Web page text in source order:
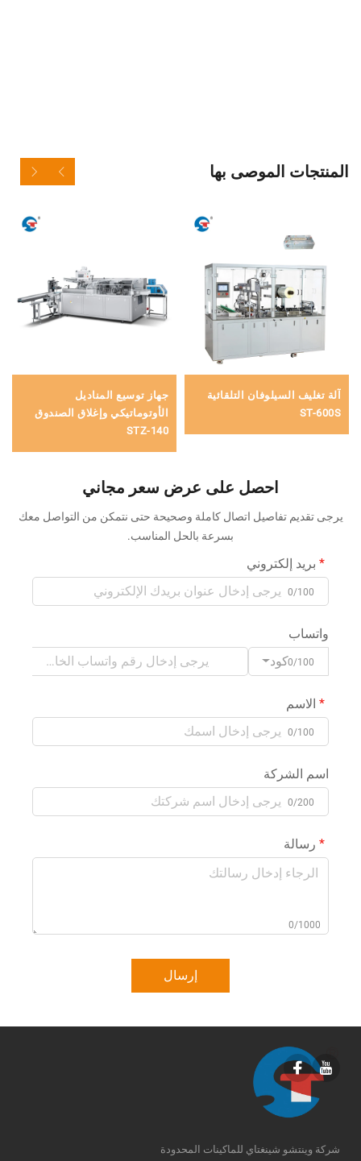
المنتجات الموصى بها
آلة تغليف السيلوفان التلقائية
ST-600S
جهاز توسيع المناديل
الأوتوماتيكي وإغلاق الصندوق
STZ-140
احصل على عرض سعر مجاني
يرجى تقديم تفاصيل اتصال كاملة وصحيحة حتى نتمكن من التواصل معك
بسرعة بالحل المناسب.
بريد إلكتروني
0/100
واتساب
كود0/100
الاسم
0/100
اسم الشركة
0/200
رسالة
0/1000
إرسال
شركة وينتشو شينغتاي للماكينات المحدودة